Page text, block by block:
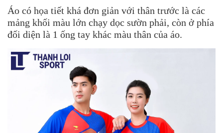
Áo có họa tiết khá đơn giản với thân trước là các
mảng khối màu lớn chạy dọc sườn phải, còn ở phía
đối diện là 1 ống tay khác màu thân của áo.